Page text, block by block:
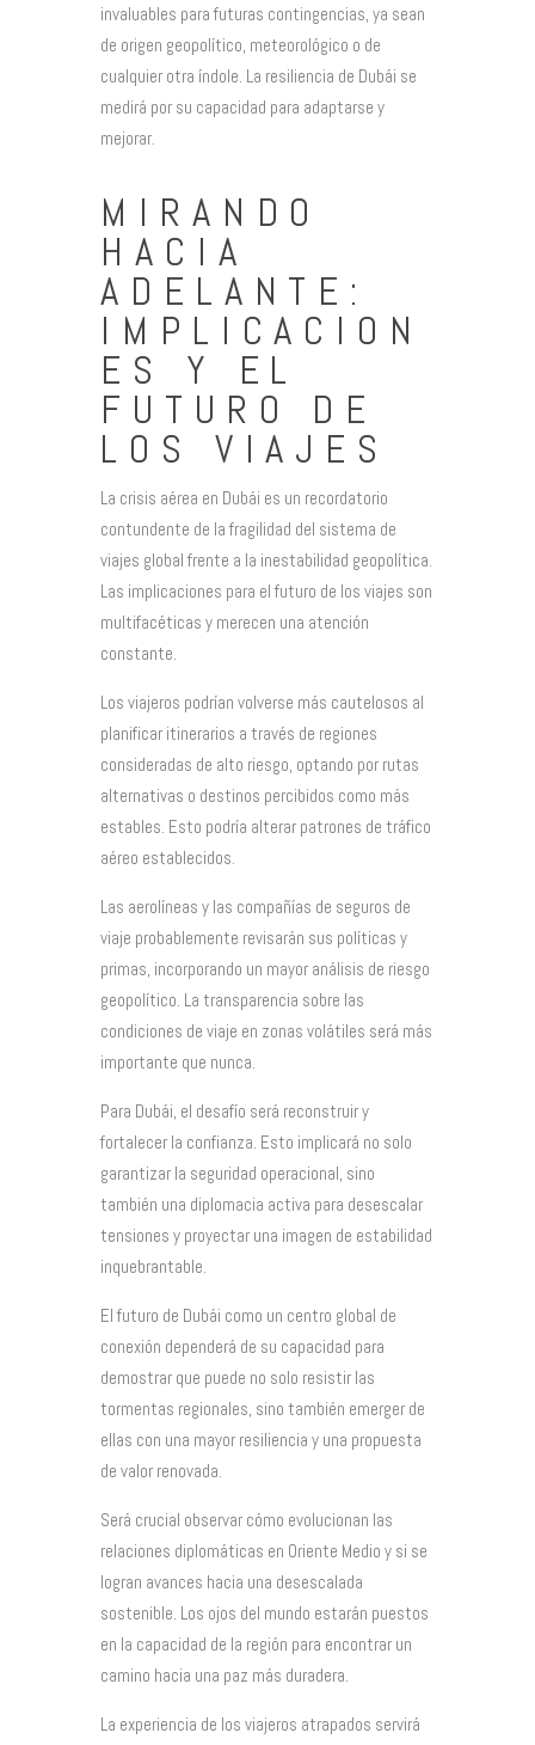
invaluables para futuras contingencias, ya sean
de origen geopolítico, meteorológico o de
cualquier otra índole. La resiliencia de Dubái se
medirá por su capacidad para adaptarse y
mejorar.
MIRANDO
HACIA
ADELANTE:
IMPLICACION
ES Y EL
FUTURO DE
LOS VIAJES
La crisis aérea en Dubái es un recordatorio
contundente de la fragilidad del sistema de
viajes global frente a la inestabilidad geopolítica.
Las implicaciones para el futuro de los viajes son
multifacéticas y merecen una atención
constante.
Los viajeros podrían volverse más cautelosos al
planificar itinerarios a través de regiones
consideradas de alto riesgo, optando por rutas
alternativas o destinos percibidos como más
estables. Esto podría alterar patrones de tráfico
aéreo establecidos.
Las aerolíneas y las compañías de seguros de
viaje probablemente revisarán sus políticas y
primas, incorporando un mayor análisis de riesgo
geopolítico. La transparencia sobre las
condiciones de viaje en zonas volátiles será más
importante que nunca.
Para Dubái, el desafío será reconstruir y
fortalecer la confianza. Esto implicará no solo
garantizar la seguridad operacional, sino
también una diplomacia activa para desescalar
tensiones y proyectar una imagen de estabilidad
inquebrantable.
El futuro de Dubái como un centro global de
conexión dependerá de su capacidad para
demostrar que puede no solo resistir las
tormentas regionales, sino también emerger de
ellas con una mayor resiliencia y una propuesta
de valor renovada.
Será crucial observar cómo evolucionan las
relaciones diplomáticas en Oriente Medio y si se
logran avances hacia una desescalada
sostenible. Los ojos del mundo estarán puestos
en la capacidad de la región para encontrar un
camino hacia una paz más duradera.
La experiencia de los viajeros atrapados servirá